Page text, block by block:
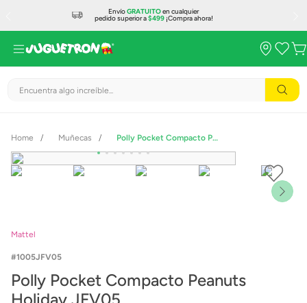
EnvíoGRATUITOen cualquier
pedido superior a$499¡Compra ahora!
Encuentra algo increíble...
Muñecas Polly Pocket Compacto Peanuts Holiday JFV05
Mattel
1005JFV05
Polly Pocket Compacto Peanuts